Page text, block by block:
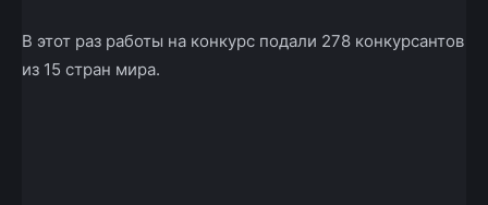
В этот раз работы на конкурс подали 278 конкурсантов
из 15 стран мира.